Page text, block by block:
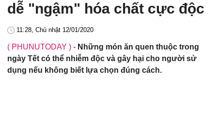
dễ "ngậm" hóa chất cực độc
11:28, Chủ nhật 12/01/2020
( PHUNUTODAY ) - Những món ăn quen thuộc trong
ngày Tết có thể nhiễm độc và gây hại cho người sử
dụng nếu không biết lựa chọn đúng cách.